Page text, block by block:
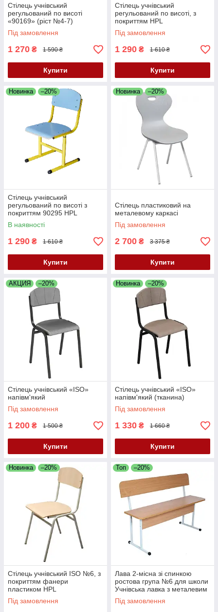
Стілець учнівський
регульований по висоті
«90169» (ріст №4-7)
Під замовлення
1 270 ₴ 1 590 ₴
Купити
Стілець учнівський
регульований по висоті, з
покриттям HPL
Під замовлення
1 290 ₴ 1 610 ₴
Купити
Новинка –20%
Стілець учнівський
регульований по висоті з
покриттям 90295 HPL
В наявності
1 290 ₴ 1 610 ₴
Купити
Новинка –20%
Стілець пластиковий на
металевому каркасі
Під замовлення
2 700 ₴ 3 375 ₴
Купити
АКЦИЯ –20%
Стілець учнівський «ISO»
напівм'який
Під замовлення
1 200 ₴ 1 500 ₴
Купити
Новинка –20%
Стілець учнівський «ISO»
напівм'який (тканина)
Під замовлення
1 330 ₴ 1 660 ₴
Купити
Новинка –20%
Стілець учнівський ISO №6, з
покриттям фанери
пластиком HPL
Під замовлення
Топ –20%
Лава 2-місна зі спинкою
ростова група №6 для школи
Учнівська лавка з металевим
каркасом та ЛДСП сидінням
Під замовлення